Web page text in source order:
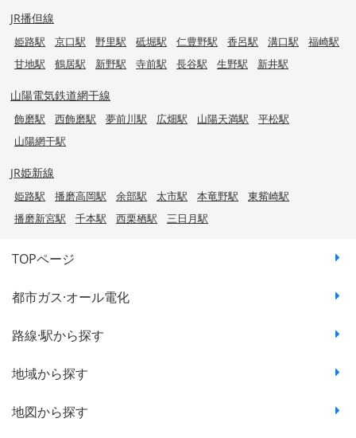
JR播但線
姫路駅 京口駅 野里駅 砥堀駅 仁豊野駅 香呂駅 溝口駅
福崎駅
甘地駅
鶴居駅 新野駅 寺前駅 長谷駅 生野駅 新井駅
山陽電気鉄道網干線
飾磨駅 西飾磨駅 夢前川駅 広畑駅 山陽天満駅
平松駅
山陽網干駅
JR姫新線
姫路駅 播磨高岡駅 余部駅 太市駅 本竜野駅
東觜崎駅
播磨新宮駅
千本駅 西栗栖駅 三日月駅
TOPページ
都市ガス·オール電化
路線·駅から探す
地域から探す
地図から探す